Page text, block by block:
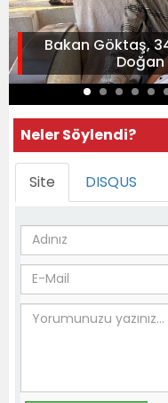
Bakan Göktaş,
Neler Söylendi?
Site DISQUS